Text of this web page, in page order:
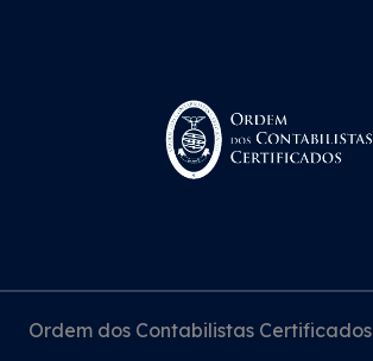
Ordem dos Contabilistas Certificados